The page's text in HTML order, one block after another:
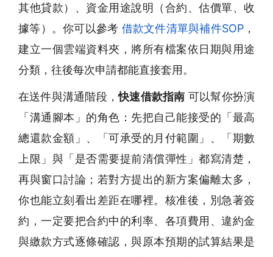
其他貸款）、資金用途說明（合約、估價單、收
據等）。你可以參考 借款文件清單與補件SOP，
建立一個雲端資料夾，將所有檔案依日期與用途
分類，往後每次申請都能直接套用。
在送件與溝通階段，快速借款指南 可以幫你扮演
「溝通腳本」的角色：先把自己能接受的「最高
總還款金額」、「可承受的月付範圍」、「期數
上限」與「是否需要提前清償彈性」都寫清楚，
再與窗口討論；若對方提出的新方案偏離太多，
你也能立刻看出差距在哪裡。核准後，別急著簽
約，一定要把合約中的利率、各項費用、違約金
與繳款方式逐條確認，與原本預期的試算結果是